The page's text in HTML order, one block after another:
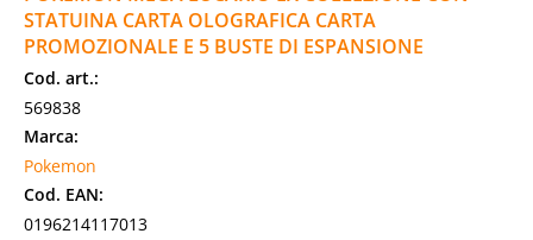
STATUINA CARTA OLOGRAFICA CARTA
PROMOZIONALE E 5 BUSTE DI ESPANSIONE
Cod. art.:
569838
Marca:
Pokemon
Cod. EAN:
0196214117013